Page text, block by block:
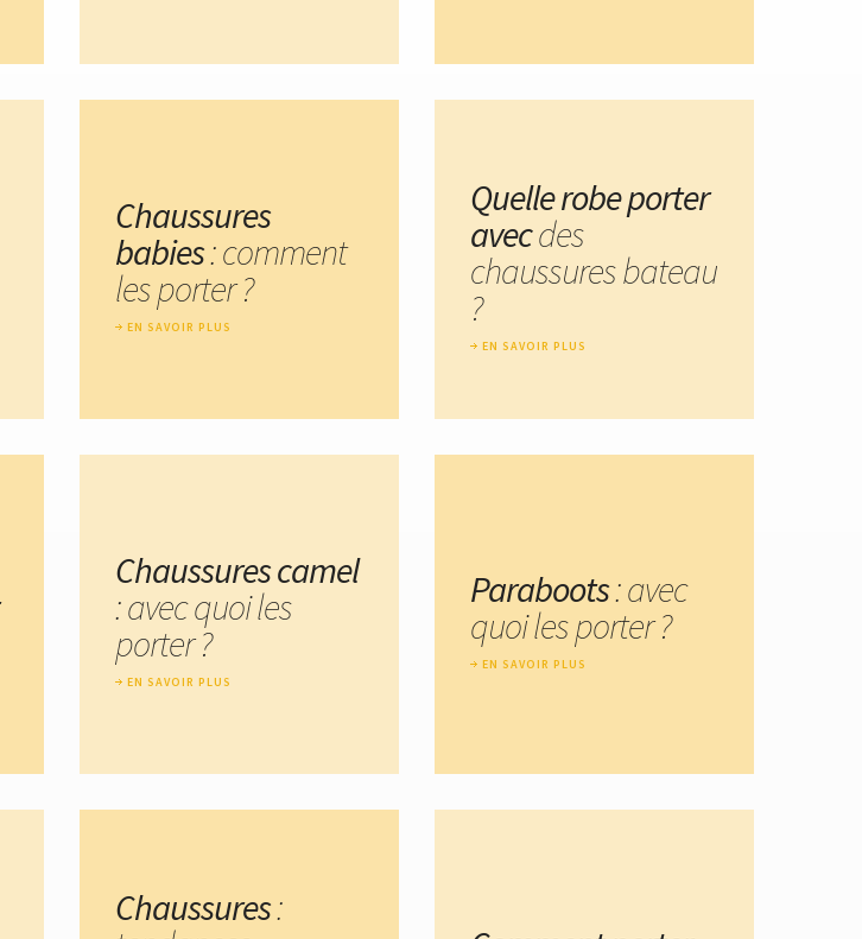
Chaussures
babies: comment
les porter ?
EN SAVOIR PLUS
Quelle robe porter
avecdes
chaussures bateau
?
EN SAVOIR PLUS
Chaussures camel
: avec quoi les
porter ?
EN SAVOIR PLUS
Paraboots: avec
quoi les porter ?
EN SAVOIR PLUS
Chaussures: